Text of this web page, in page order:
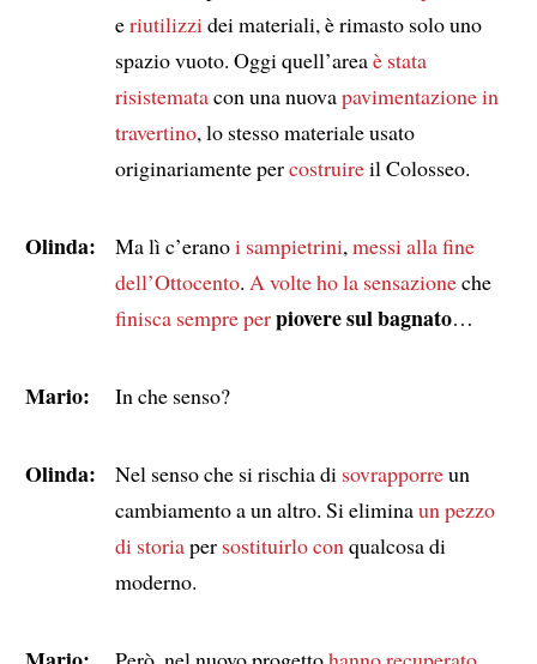
eriutilizzi dei materiali, è rimasto solo uno
spazio vuoto. Oggi quell’areaè stata
risistematacon una nuovapavimentazione in
travertino, lo stesso materiale usato
originariamente percostruireil Colosseo.
Olinda: Ma lì c’eranoi sampietrini, messi alla fine
dell’Ottocento. A volte ho la sensazioneche
finisca sempre perpiovere sul bagnato…
Mario: In che senso?
Olinda: Nel senso che si rischia di sovrapporreun
cambiamento a un altro. Si eliminaun pezzo
di storiaper sostituirlo con qualcosa di
moderno.